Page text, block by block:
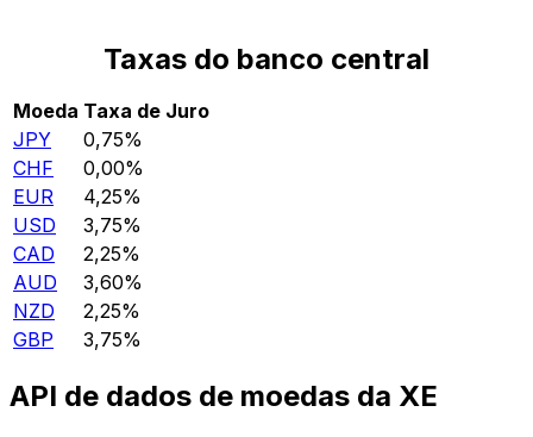
Taxas do banco central
Moeda Taxa de Juro
JPY
0,75%
CHF
0,00%
EUR
4,25%
USD
3,75%
CAD
2,25%
AUD
3,60%
NZD
2,25%
GBP
3,75%
API de dados de moedas da XE